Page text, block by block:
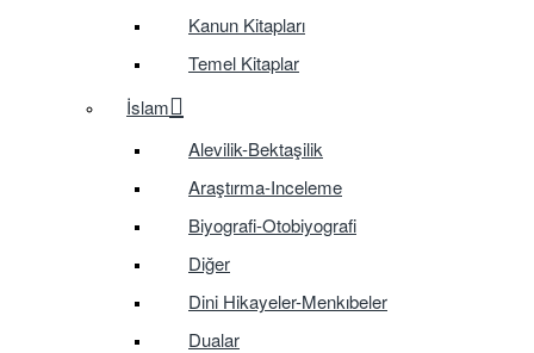
Kanun Kitapları
Temel Kitaplar
İslam
Alevilik-Bektaşilik
Araştırma-Inceleme
Biyografi-Otobiyografi
Diğer
Dini Hikayeler-Menkıbeler
Dualar